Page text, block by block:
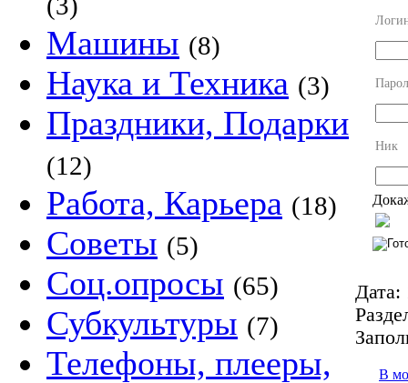
Машины (8)
Наука и Техника (3)
Праздники, Подарки
(12)
Работа, Карьера (18)
Советы (5)
Соц.опросы (65)
Субкультуры (7)
Телефоны, плееры,
Ник
Дата:
В